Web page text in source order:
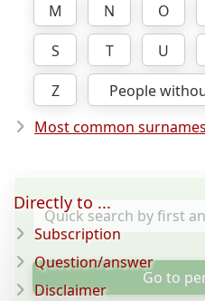
M
N O
S
T U
Z
People
Most common
Go to
Directly to ...
Subscription
Question/answer
Disclaimer